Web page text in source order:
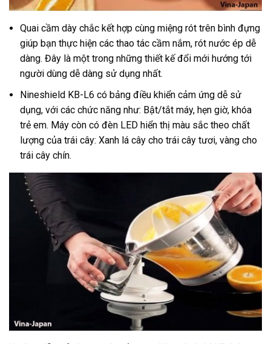
Quai cầm dày chắc kết hợp cùng miệng rót trên bình đựng
giúp bạn thực hiện các thao tác cầm nắm, rót nước ép dễ
dàng. Đây là một trong những thiết kế đổi mới hướng tới
người dùng dễ dàng sử dụng nhất.
Nineshield KB-L6 có bảng điều khiển cảm ứng dễ sử
dụng, với các chức năng như: Bật/tắt máy, hẹn giờ, khóa
trẻ em. Máy còn có đèn LED hiển thị màu sắc theo chất
lượng của trái cây: Xanh lá cây cho trái cây tươi, vàng cho
trái cây chín.